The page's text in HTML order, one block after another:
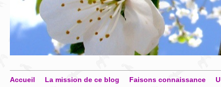
Accueil La mission de ce blog Faisons connaissance